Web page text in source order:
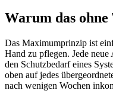
Warum das
Das Maximumprinzip ist
Hand zu pflegen. Jede
den Schutzbedarf eines
oben auf jedes
nach wenigen Wochen